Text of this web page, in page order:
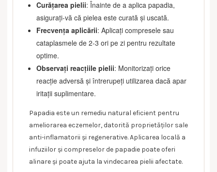
Curățarea pielii: Înainte de a aplica papadia,
asigurați-vă că pielea este curată și uscată.
Frecvența aplicării: Aplicați compresele sau
cataplasmele de 2-3 ori pe zi pentru rezultate
optime.
Observați reacțiile pielii: Monitorizați orice
reacție adversă și întrerupeți utilizarea dacă apar
iritații suplimentare.
Papadia este un remediu natural eficient pentru
ameliorarea eczemelor, datorită proprietăților sale
anti-inflamatorii și regenerative. Aplicarea locală a
infuziilor și compreselor de papadie poate oferi
alinare și poate ajuta la vindecarea pielii afectate.